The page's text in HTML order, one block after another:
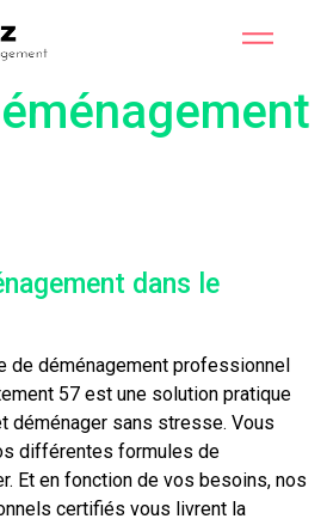
dans le
de déménagement professionnel
57 est une solution pratique
déménager sans stresse. Vous
différentes formules de
Et en fonction de vos besoins, nos
certifiés vous livrent la